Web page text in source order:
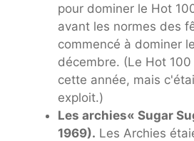
pour dominer le Hot
avant les normes des
commencé à dominer
décembre. (Le Hot
cette année, mais
exploit.)
Les archies« Sugar
1969). Les Archies